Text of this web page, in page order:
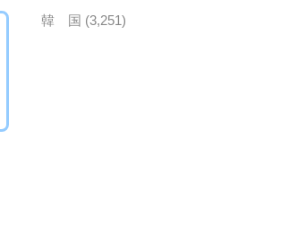
韓 国 (3,251)